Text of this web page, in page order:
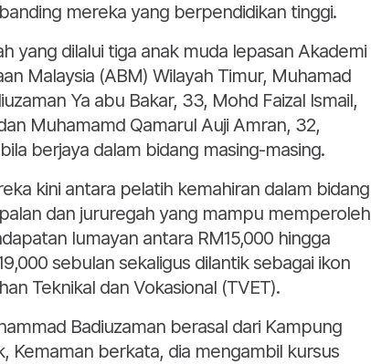
mereka yang berpendidikan tinggi.
yang dilalui tiga anak muda lepasan Akademi
Malaysia (ABM) Wilayah Timur, Muhamad
Ya abu Bakar, 33, Mohd Faizal Ismail,
Muhamamd Qamarul Auji Amran, 32,
berjaya dalam bidang masing-masing.
kini antara pelatih kemahiran dalam bidang
dan jururegah yang mampu memperoleh
lumayan antara RM15,000 hingga
sebulan sekaligus dilantik sebagai ikon
Teknikal dan Vokasional (TVET).
Badiuzaman berasal dari Kampung
Kemaman berkata, dia mengambil kursus